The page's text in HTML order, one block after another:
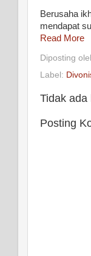
Berusaha
mendapat
Read More
Diposting
Label:
Tidak ada
Posting